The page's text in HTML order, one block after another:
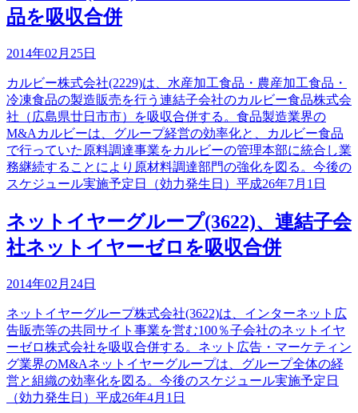
品を吸収合併
2014年02月25日
カルビー株式会社(2229)は、水産加工食品・農産加工食品・
冷凍食品の製造販売を行う連結子会社のカルビー食品株式会
社（広島県廿日市市）を吸収合併する。食品製造業界の
M&Aカルビーは、グループ経営の効率化と、カルビー食品
で行っていた原料調達事業をカルビーの管理本部に統合し業
務継続することにより原材料調達部門の強化を図る。今後の
スケジュール実施予定日（効力発生日）平成26年7月1日
ネットイヤーグループ(3622)、連結子会
社ネットイヤーゼロを吸収合併
2014年02月24日
ネットイヤーグループ株式会社(3622)は、インターネット広
告販売等の共同サイト事業を営む100％子会社のネットイヤ
ーゼロ株式会社を吸収合併する。ネット広告・マーケティン
グ業界のM&Aネットイヤーグループは、グループ全体の経
営と組織の効率化を図る。今後のスケジュール実施予定日
（効力発生日）平成26年4月1日